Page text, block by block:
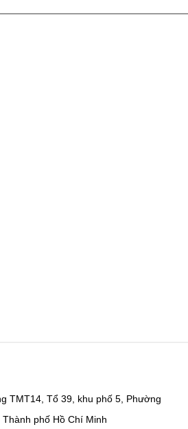
TMT14, Tổ 39, khu phố 5, Phường
phố Hồ Chí Minh